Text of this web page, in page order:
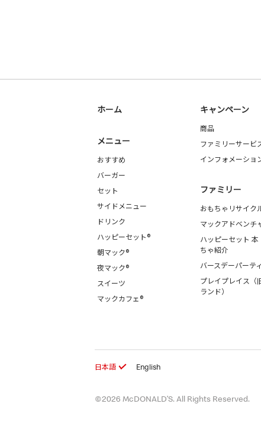
ホーム
メニュー
おすすめ
バーガー
セット
サイドメニュー
ドリンク
ハッピーセット®
朝マック®
夜マック®
スイーツ
マックカフェ®
キャンペーン
商品
ファミリーサービ
インフォメーショ
ファミリー
おもちゃリサイク
マックアドベンチ
ハッピーセット 本
ちゃ紹介
バースデーパーテ
プレイプレイス（
ランド）
日本語 English
©2026 McDONALD’S. All Rights Reserved.